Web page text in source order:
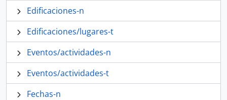
Edificaciones-n
Edificaciones/lugares-t
Eventos/actividades-n
Eventos/actividades-t
Fechas-n